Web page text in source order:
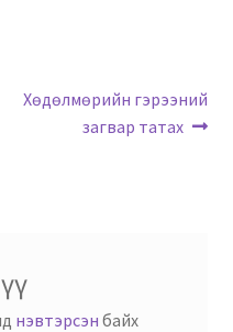
Хөдөлмөрийн гэрээний
загвар татах
нэвтэрсэн байх